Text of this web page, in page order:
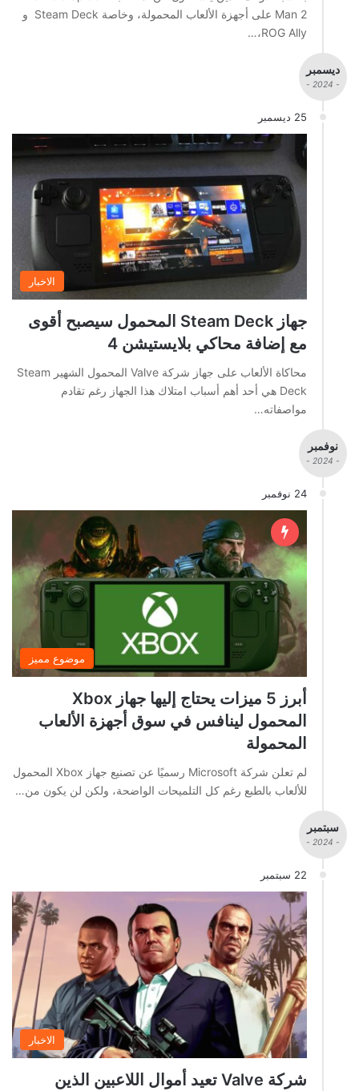
Man 2 على أجهزة الألعاب المحمولة، وخاصة Steam Deck و
ROG Ally،…
ديسمبر
- 2024 -
25 ديسمبر
الاخبار
جهاز Steam Deck المحمول سيصبح أقوى
مع إضافة محاكي بلايستيشن 4
محاكاة الألعاب على جهاز شركة Valve المحمول الشهير Steam
Deck هي أحد أهم أسباب امتلاك هذا الجهاز رغم تقادم
مواصفاته…
نوفمبر
- 2024 -
24 نوفمبر
موضوع مميز
أبرز 5 ميزات يحتاج إليها جهاز Xbox
المحمول لينافس في سوق أجهزة الألعاب
المحمولة
لم تعلن شركة Microsoft رسميًا عن تصنيع جهاز Xbox المحمول
للألعاب بالطبع رغم كل التلميحات الواضحة، ولكن لن يكون من…
سبتمبر
- 2024 -
22 سبتمبر
الاخبار
شركة Valve تعيد أموال اللاعبين الذين